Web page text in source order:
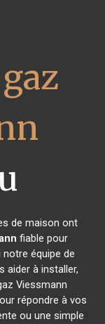
de maison ont
fiable pour
équipe de
aider à installer,
Viessmann
répondre à vos
ou une simple